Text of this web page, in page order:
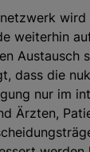
weiterhin
Austausch
dass die
nur im
Ärzten,